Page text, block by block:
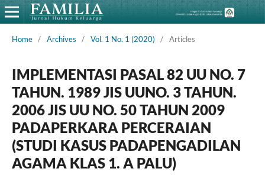
Home / Archives / Vol. 1 No. 1 (2020) / Articles
IMPLEMENTASI PASAL 82 UU NO. 7
TAHUN. 1989 JIS UUNO. 3 TAHUN.
2006 JIS UU NO. 50 TAHUN 2009
PADAPERKARA PERCERAIAN
(STUDI KASUS PADAPENGADILAN
AGAMA KLAS 1. A PALU)